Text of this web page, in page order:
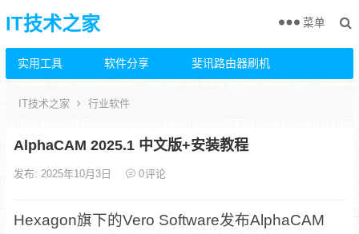
IT技术之家
实用工具 软件分享 斐讯路由器刷机
菜单
IT技术之家 行业软件
AlphaCAM 2025.1 中文版+安装教程
发布: 2025年10月3日 0评论
Hexagon旗下的Vero Software发布AlphaCAM